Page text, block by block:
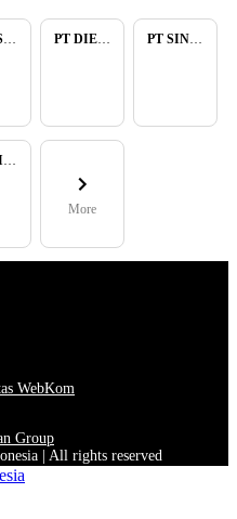
More
WebKom
Group
| All rights reserved